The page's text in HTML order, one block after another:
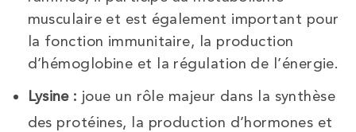
musculaire et est également important pour
la fonction immunitaire, la production
d’hémoglobine et la régulation de l’énergie.
Lysine : joue un rôle majeur dans la synthèse
des protéines, la production d’hormones et